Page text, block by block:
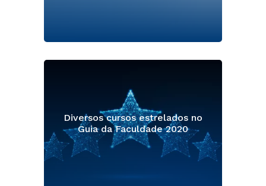
Diversos cursos estrelados no
Guia da Faculdade 2020